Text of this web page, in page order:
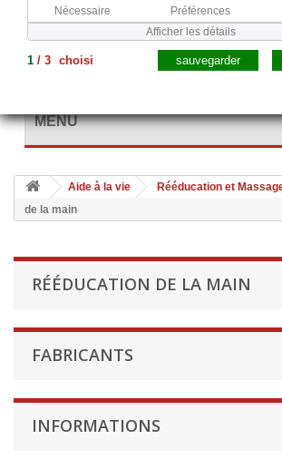
MENU
Aide à la vie Rééducation et
de la main
RÉÉDUCATION DE LA MAIN
FABRICANTS
INFORMATIONS
Nécessaire
Préférences
Afficher les détails
1 /3 choisi sauvegarder